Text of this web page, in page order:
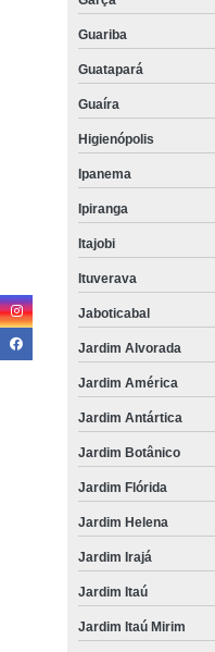
Guariba
Guatapará
Guaíra
Higienópolis
Ipanema
Ipiranga
Itajobi
Ituverava
Jaboticabal
Jardim Alvorada
Jardim América
Jardim Antártica
Jardim Botânico
Jardim Flórida
Jardim Helena
Jardim Irajá
Jardim Itaú
Jardim Itaú Mirim